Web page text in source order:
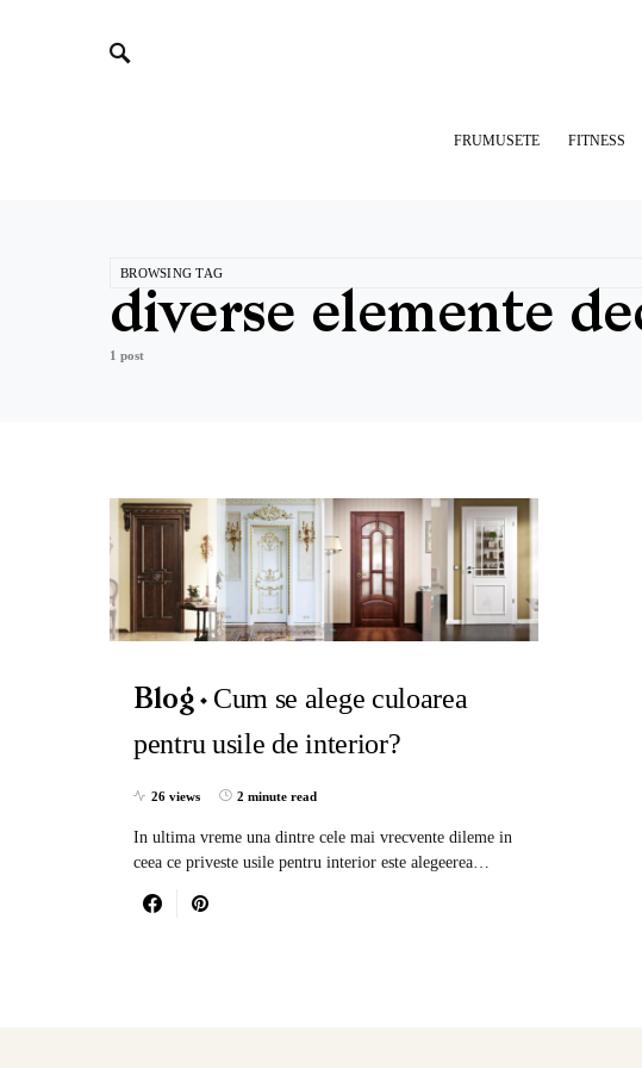
FRUMUSETE FITNESS
BROWSING TAG
diverse elemente
1 post
Blog
Cum se alege culoarea
pentru usile de interior?
26 views 2 minute read
In ultima vreme una dintre cele mai vrecvente dileme in
ceea ce priveste usile pentru interior este alegeerea…